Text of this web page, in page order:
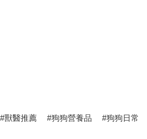
獸醫推薦 狗狗營養品 狗狗日常